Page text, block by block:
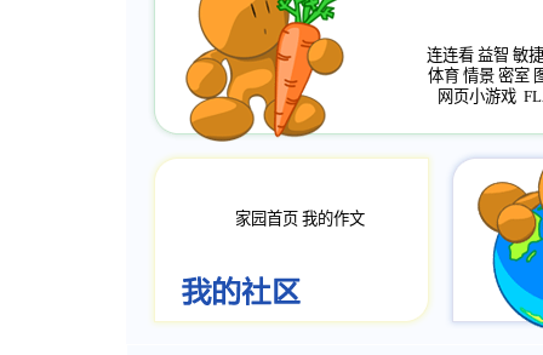
连连看 益智 敏捷
体育 情景 密室
网页小游戏
家园首页 我的作文